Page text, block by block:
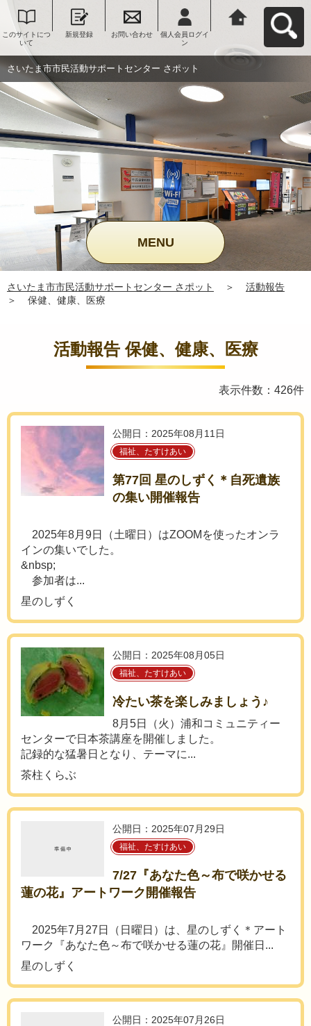
このサイトにつ
いて
新規登録 お問い合わせ
個人会員ログイ
ン
ンター さポット
へ戻る
さいたま市市民活動サポートセンター さポット
MENU
さいたま市市民活動サポートセンター さポット ＞
活動報告
＞
保健、健康、医療
活動報告 保健、健康、医療
表示件数：426件
公開日：2025年08月11日
福祉、たすけあい
第77回 星のしずく＊自死遺族
の集い開催報告
2025年8月9日（土曜日）はZOOMを使ったオンラ
インの集いでした。
&nbsp;
参加者は...
星のしずく
公開日：2025年08月05日
福祉、たすけあい
冷たい茶を楽しみましょう♪
8月5日（火）浦和コミュニティー
センターで日本茶講座を開催しました。
記録的な猛暑日となり、テーマに...
茶柱くらぶ
公開日：2025年07月29日
福祉、たすけあい
7/27『あなた色～布で咲かせる
蓮の花』アートワーク開催報告
2025年7月27日（日曜日）は、星のしずく＊アート
ワーク『あなた色～布で咲かせる蓮の花』開催日...
星のしずく
公開日：2025年07月26日